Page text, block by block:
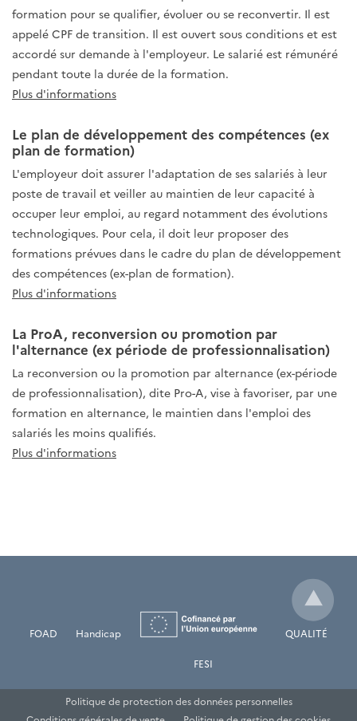
formation pour se qualifier, évoluer ou se reconvertir. Il est
appelé CPF de transition. Il est ouvert sous conditions et est
accordé sur demande à l'employeur. Le salarié est rémunéré
pendant toute la durée de la formation.
Plus d'informations
Le plan de développement des compétences (ex
plan de formation)
L'employeur doit assurer l'adaptation de ses salariés à leur
poste de travail et veiller au maintien de leur capacité à
occuper leur emploi, au regard notamment des évolutions
technologiques. Pour cela, il doit leur proposer des
formations prévues dans le cadre du plan de développement
des compétences (ex-plan de formation).
Plus d'informations
La ProA, reconversion ou promotion par
l'alternance (ex période de professionnalisation)
La reconversion ou la promotion par alternance (ex-période
de professionnalisation), dite Pro-A, vise à favoriser, par une
formation en alternance, le maintien dans l'emploi des
salariés les moins qualifiés.
Plus d'informations
FOAD Handicap
FESI
QUALITÉ
Politique de protection des données personnelles